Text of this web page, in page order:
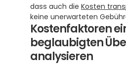
dass auch die Kosten
keine unerwarteten
Kostenfaktoren
beglaubigten
analysieren